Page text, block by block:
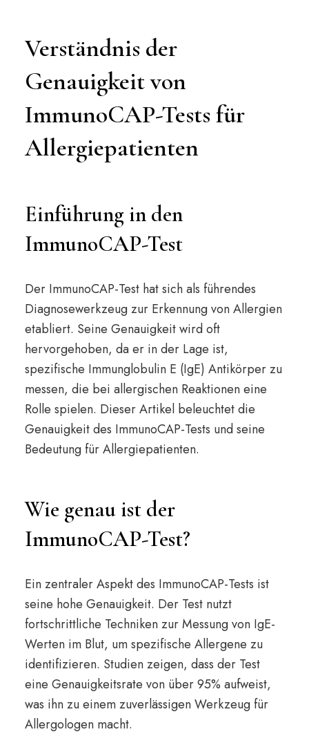
Verständnis der
Genauigkeit von
ImmunoCAP-Tests für
Allergiepatienten
Einführung in den
ImmunoCAP-Test
Der ImmunoCAP-Test hat sich als führendes
Diagnosewerkzeug zur Erkennung von Allergien
etabliert. Seine Genauigkeit wird oft
hervorgehoben, da er in der Lage ist,
spezifische Immunglobulin E (IgE) Antikörper zu
messen, die bei allergischen Reaktionen eine
Rolle spielen. Dieser Artikel beleuchtet die
Genauigkeit des ImmunoCAP-Tests und seine
Bedeutung für Allergiepatienten.
Wie genau ist der
ImmunoCAP-Test?
Ein zentraler Aspekt des ImmunoCAP-Tests ist
seine hohe Genauigkeit. Der Test nutzt
fortschrittliche Techniken zur Messung von IgE-
Werten im Blut, um spezifische Allergene zu
identifizieren. Studien zeigen, dass der Test
eine Genauigkeitsrate von über 95% aufweist,
was ihn zu einem zuverlässigen Werkzeug für
Allergologen macht.